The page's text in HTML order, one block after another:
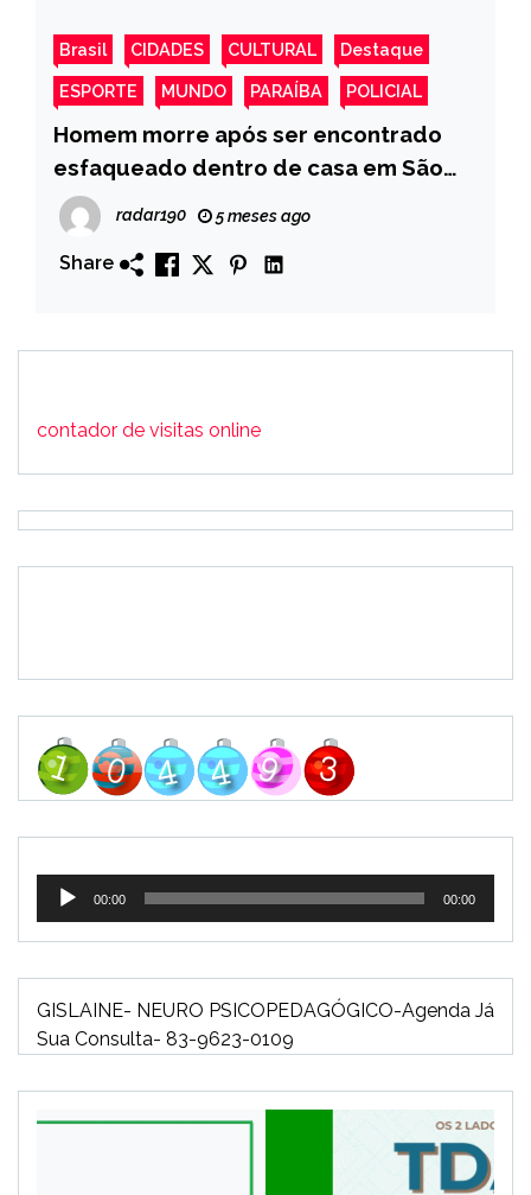
Brasil CIDADES CULTURAL Destaque
ESPORTE MUNDO PARAÍBA POLICIAL
Homem morre após ser encontrado
esfaqueado dentro de casa em São
José de Piranhas.
radar190 5 meses ago
Share
contador de visitas online
Tocador
áudio
00:00 00:00
GISLAINE- NEURO PSICOPEDAGÓGICO-Agenda Já
Sua Consulta- 83-9623-0109